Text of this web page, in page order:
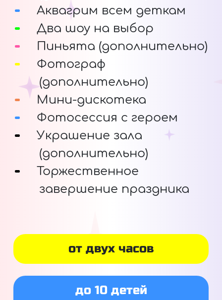
Аквагрим всем деткам
Два шоу на выбор
Пиньята (дополнительно)
Фотограф
(дополнительно)
Мини-дискотека
Фотосессия с героем
Украшение зала
(дополнительно)
Торжественное
завершение праздника
от двух часов
до 10 детей